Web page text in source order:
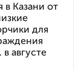
в Казани от
для
августе